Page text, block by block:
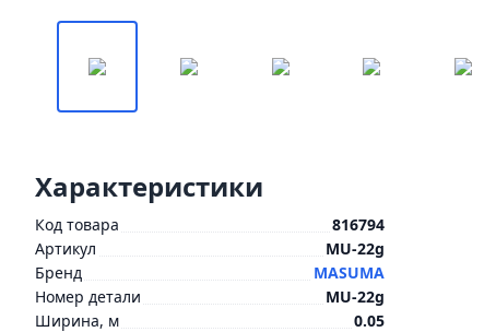
Характеристики
Код товара
816794
Артикул
MU-22g
Бренд
MASUMA
Номер детали
MU-22g
Ширина, м
0.05